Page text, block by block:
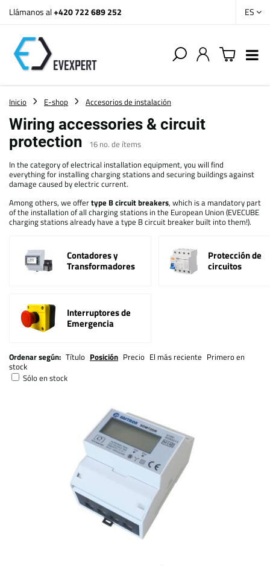
Llámanos al+420 722 689 252 ES
Inicio E-shop Accesorios de instalación
Wiring accessories & circuit
protection
16 no. de ítems
In the category of electrical installation equipment, you will find
everything for installing charging stations and securing buildings against
damage caused by electric current.
Among others, we offertype B circuit breakers, which is a mandatory part
of the installation of all charging stations in the European Union (EVECUBE
charging stations already have a type B circuit breaker built into them!).
Contadores y
Transformadores
Protección de
circuitos
Interruptores de
Emergencia
Ordenar según: Título Posición Precio El más reciente Primero en
stock
Sólo en stock